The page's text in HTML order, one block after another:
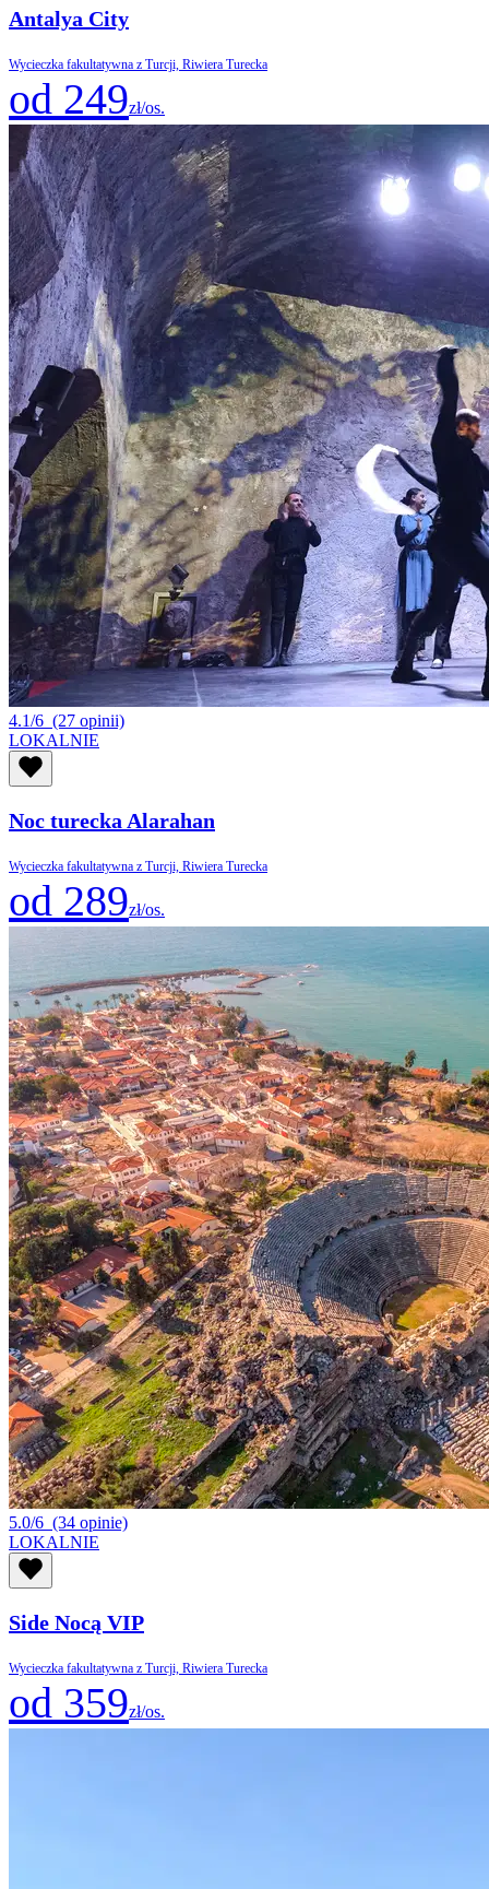
Antalya City
Wycieczka fakultatywna z Turcji, Riwiera Turecka
od 249zł/os.
4.1/6 (27 opinii)
LOKALNIE
Noc turecka Alarahan
Wycieczka fakultatywna z Turcji, Riwiera Turecka
od 289zł/os.
5.0/6 (34 opinie)
LOKALNIE
Side Nocą VIP
Wycieczka fakultatywna z Turcji, Riwiera Turecka
od 359zł/os.